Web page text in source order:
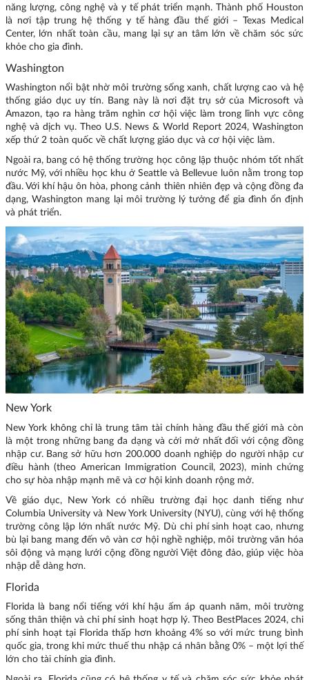
năng lượng, công nghệ và y tế phát triển mạnh. Thành phố Houston
là nơi tập trung hệ thống y tế hàng đầu thế giới – Texas Medical
Center, lớn nhất toàn cầu, mang lại sự an tâm lớn về chăm sóc sức
khỏe cho gia đình.
Washington
Washington nổi bật nhờ môi trường sống xanh, chất lượng cao và hệ
thống giáo dục uy tín. Bang này là nơi đặt trụ sở của Microsoft và
Amazon, tạo ra hàng trăm nghìn cơ hội việc làm trong lĩnh vực công
nghệ và dịch vụ. Theo U.S. News & World Report 2024, Washington
xếp thứ 2 toàn quốc về chất lượng giáo dục và cơ hội việc làm.
Ngoài ra, bang có hệ thống trường học công lập thuộc nhóm tốt nhất
nước Mỹ, với nhiều học khu ở Seattle và Bellevue luôn nằm trong top
đầu. Với khí hậu ôn hòa, phong cảnh thiên nhiên đẹp và cộng đồng đa
dạng, Washington mang lại môi trường lý tưởng để gia đình ổn định
và phát triển.
New York
New York không chỉ là trung tâm tài chính hàng đầu thế giới mà còn
là một trong những bang đa dạng và cởi mở nhất đối với cộng đồng
nhập cư. Bang sở hữu hơn 200.000 doanh nghiệp do người nhập cư
điều hành (theo American Immigration Council, 2023), minh chứng
cho sự hòa nhập mạnh mẽ và cơ hội kinh doanh rộng mở.
Về giáo dục, New York có nhiều trường đại học danh tiếng như
Columbia University và New York University (NYU), cùng với hệ thống
trường công lập lớn nhất nước Mỹ. Dù chi phí sinh hoạt cao, nhưng
bù lại bang mang đến vô vàn cơ hội nghề nghiệp, môi trường văn hóa
sôi động và mạng lưới cộng đồng người Việt đông đảo, giúp việc hòa
nhập dễ dàng hơn.
Florida
Florida là bang nổi tiếng với khí hậu ấm áp quanh năm, môi trường
sống thân thiện và chi phí sinh hoạt hợp lý. Theo BestPlaces 2024, chi
phí sinh hoạt tại Florida thấp hơn khoảng 4% so với mức trung bình
quốc gia, trong khi mức thuế thu nhập cá nhân bằng 0% – một lợi thế
lớn cho tài chính gia đình.